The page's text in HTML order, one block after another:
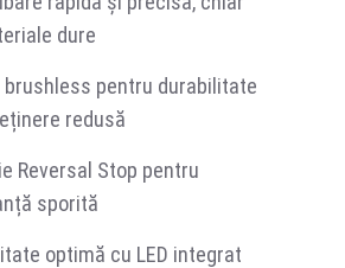
dure
brushless pentru durabilitate
redusă
Reversal Stop pentru
sporită
optimă cu LED integrat